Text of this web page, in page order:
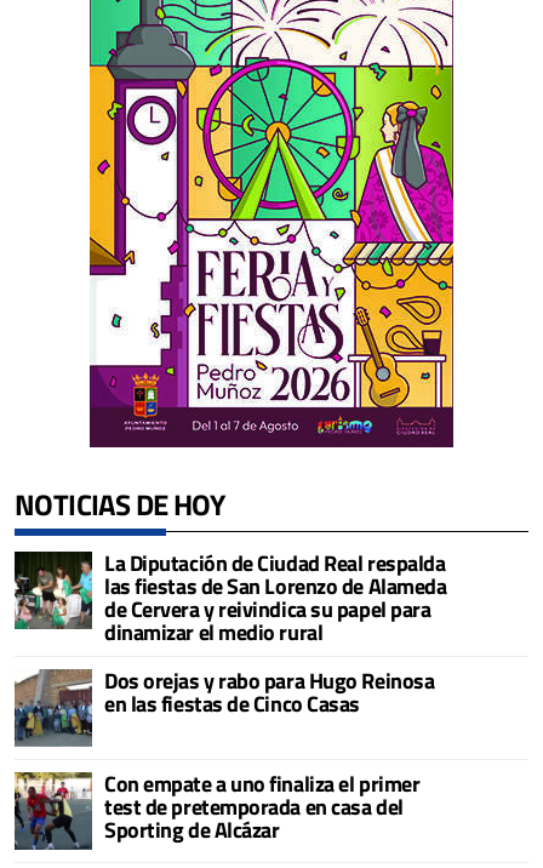
NOTICIAS DE HOY
La Diputación de Ciudad Real respalda
las fiestas de San Lorenzo de Alameda
de Cervera y reivindica su papel para
dinamizar el medio rural
Dos orejas y rabo para Hugo Reinosa
en las fiestas de Cinco Casas
Con empate a uno finaliza el primer
test de pretemporada en casa del
Sporting de Alcázar